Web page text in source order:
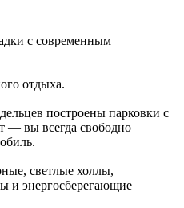
с современным
отдыха.
построены парковки с
— вы всегда свободно
светлые холлы,
и энергосберегающие